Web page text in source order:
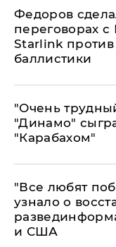
Федоров
переговорах
Starlink
баллистики
"Очень
"Динамо"
"Карабахом"
​"Все любят
узнало о
и США